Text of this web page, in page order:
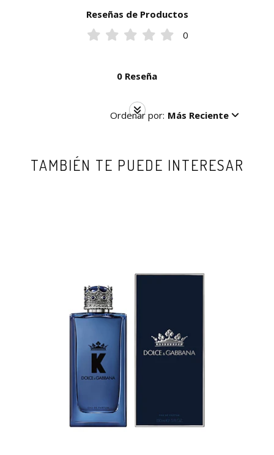
Reseñas de Productos
0
0 Reseña
Ordenar por: Más Reciente
TAMBIÉN TE PUEDE INTERESAR